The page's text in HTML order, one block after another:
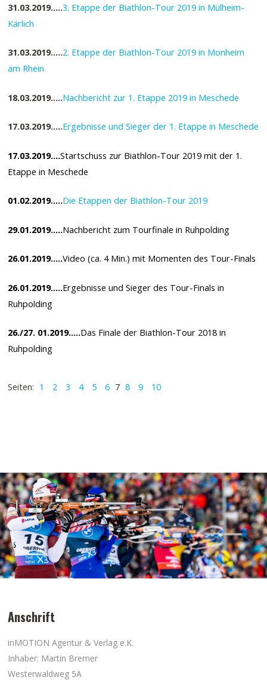
31.03.2019…..3. Etappe der Biathlon-Tour 2019 in Mülheim-
Kärlich
31.03.2019…..2. Etappe der Biathlon-Tour 2019 in Monheim
am Rhein
18.03.2019…..Nachbericht zur 1. Etappe 2019 in Meschede
17.03.2019…..Ergebnisse und Sieger der 1. Etappe in Meschede
17.03.2019….Startschuss zur Biathlon-Tour 2019 mit der 1.
Etappe in Meschede
01.02.2019…..Die Etappen der Biathlon-Tour 2019
29.01.2019…..Nachbericht zum Tourfinale in Ruhpolding
26.01.2019…..Video (ca. 4 Min.) mit Momenten des Tour-Finals
26.01.2019…..Ergebnisse und Sieger des Tour-Finals in
Ruhpolding
26./27. 01.2019…..Das Finale der Biathlon-Tour 2018 in
Ruhpolding
Seiten: 1 2 3 4 5 6 7 8 9 10
Anschrift
inMOTION Agentur & Verlag e.K.
Inhaber: Martin Bremer
Westerwaldweg 5A